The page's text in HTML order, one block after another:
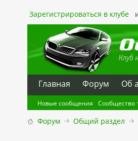
Зарегистрироваться в клубе
Главная Форум Oб
Новые сообщения Сообщество
Форум Общий раздел